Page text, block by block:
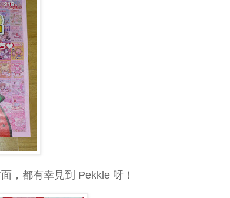
，都有幸見到 Pekkle 呀！